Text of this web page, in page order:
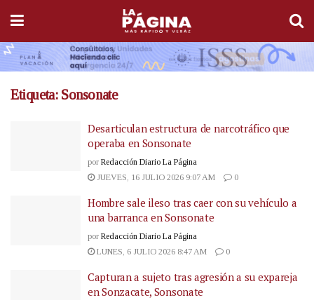
Etiqueta: Sonsonate
Desarticulan estructura de narcotráfico que
operaba en Sonsonate
por Redacción Diario La Página
JUEVES, 16 JULIO 2026 9:07 AM
0
Hombre sale ileso tras caer con su vehículo a
una barranca en Sonsonate
por Redacción Diario La Página
LUNES, 6 JULIO 2026 8:47 AM
0
Capturan a sujeto tras agresión a su expareja
en Sonzacate, Sonsonate